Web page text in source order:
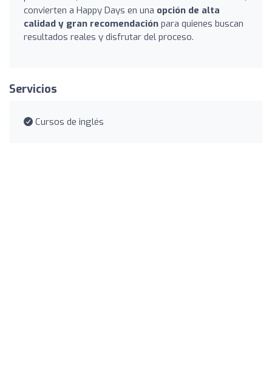
convierten a Happy Days en una opción de alta
calidad y gran recomendación para quienes buscan
resultados reales y disfrutar del proceso.
Servicios
Cursos de inglés